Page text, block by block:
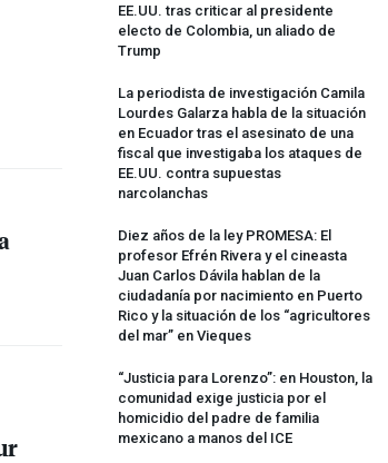
EE.UU. tras criticar al presidente
electo de Colombia, un aliado de
Trump
La periodista de investigación Camila
Lourdes Galarza habla de la situación
en Ecuador tras el asesinato de una
fiscal que investigaba los ataques de
EE.UU. contra supuestas
narcolanchas
Diez años de la ley PROMESA: El
profesor Efrén Rivera y el cineasta
Juan Carlos Dávila hablan de la
ciudadanía por nacimiento en Puerto
Rico y la situación de los “agricultores
del mar” en Vieques
“Justicia para Lorenzo”: en Houston, la
comunidad exige justicia por el
homicidio del padre de familia
mexicano a manos del ICE